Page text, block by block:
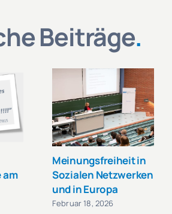
Beiträge.
am
Meinungsfreiheit in
Sozialen Netzwerken
und in Europa
Februar 18, 2026